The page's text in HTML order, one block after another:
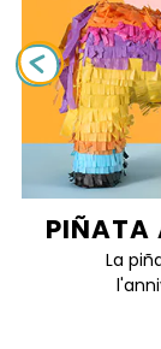
PIÑATA
La